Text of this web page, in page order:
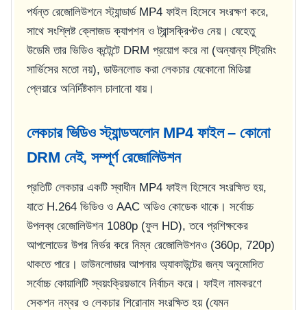
পর্যন্ত রেজোলিউশনে স্ট্যান্ডার্ড MP4 ফাইল হিসেবে সংরক্ষণ করে,
সাথে সংশ্লিষ্ট ক্লোজড ক্যাপশন ও ট্রান্সক্রিপ্টও নেয়। যেহেতু
উডেমি তার ভিডিও কন্টেন্টে DRM প্রয়োগ করে না (অন্যান্য স্ট্রিমিং
সার্ভিসের মতো নয়), ডাউনলোড করা লেকচার যেকোনো মিডিয়া
প্লেয়ারে অনির্দিষ্টকাল চালানো যায়।
লেকচার ভিডিও স্ট্যান্ডঅলোন MP4 ফাইল – কোনো
DRM নেই, সম্পূর্ণ রেজোলিউশন
প্রতিটি লেকচার একটি স্বাধীন MP4 ফাইল হিসেবে সংরক্ষিত হয়,
যাতে H.264 ভিডিও ও AAC অডিও কোডেক থাকে। সর্বোচ্চ
উপলব্ধ রেজোলিউশন 1080p (ফুল HD), তবে প্রশিক্ষকের
আপলোডের উপর নির্ভর করে নিম্ন রেজোলিউশনও (360p, 720p)
থাকতে পারে। ডাউনলোডার আপনার অ্যাকাউন্টের জন্য অনুমোদিত
সর্বোচ্চ কোয়ালিটি স্বয়ংক্রিয়ভাবে নির্বাচন করে। ফাইল নামকরণে
সেকশন নম্বর ও লেকচার শিরোনাম সংরক্ষিত হয় (যেমন